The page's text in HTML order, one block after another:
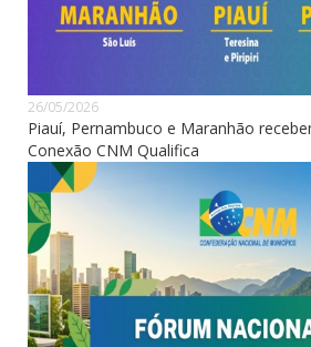
26/05/2026
Piauí, Pernambuco e Maranhão
Conexão CNM Qualifica